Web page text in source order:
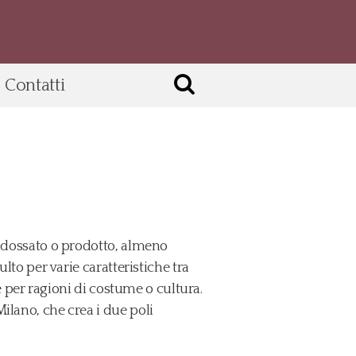
Contatti
o prodotto, almeno
per varie caratteristiche tra
per ragioni di costume o cultura.
che crea i due poli